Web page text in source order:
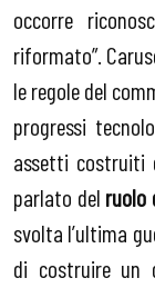
occorre
riformato”.
le regole del
progressi
assetti costruiti
parlato del ruolo
svolta l’ultima
di costruire un